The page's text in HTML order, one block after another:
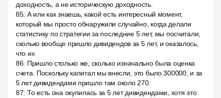
доходность, а не историческую доходность.
85: А или как знаешь, какой есть интересный момент,
который мы просто обнаружили случайно, когда делали
статистику по стратегии за последние 5 лет, мы посчитали,
сколько вообще пришло дивидендов за 5 лет, и оказалось,
что их
86: Пришло столько же, сколько изначально была оценка
счета. Поскольку капитал мы внесли, это было 300000, и за
5 лет дивидендами пришло там около 270.
87: То есть она окупилась за 5 лет дивидендами, хотя это